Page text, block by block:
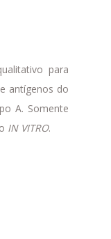
para
antígenos do
A. Somente
IN VITRO.